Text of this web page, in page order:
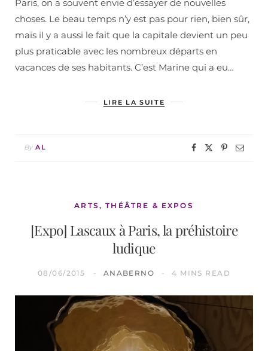
Paris, on a souvent envie d’essayer de nouvelles
choses. Le beau temps n’y est pas pour rien, bien sûr,
mais il y a aussi le fait que la capitale devient un peu
plus praticable avec les nombreux départs en
vacances de ses habitants. C’est Marine qui a eu…
LIRE LA SUITE
By AL
ARTS, THÉÂTRE & EXPOS
[Expo] Lascaux à Paris, la préhistoire
ludique
08/06/2015 ANABERNO 4 MINS READ